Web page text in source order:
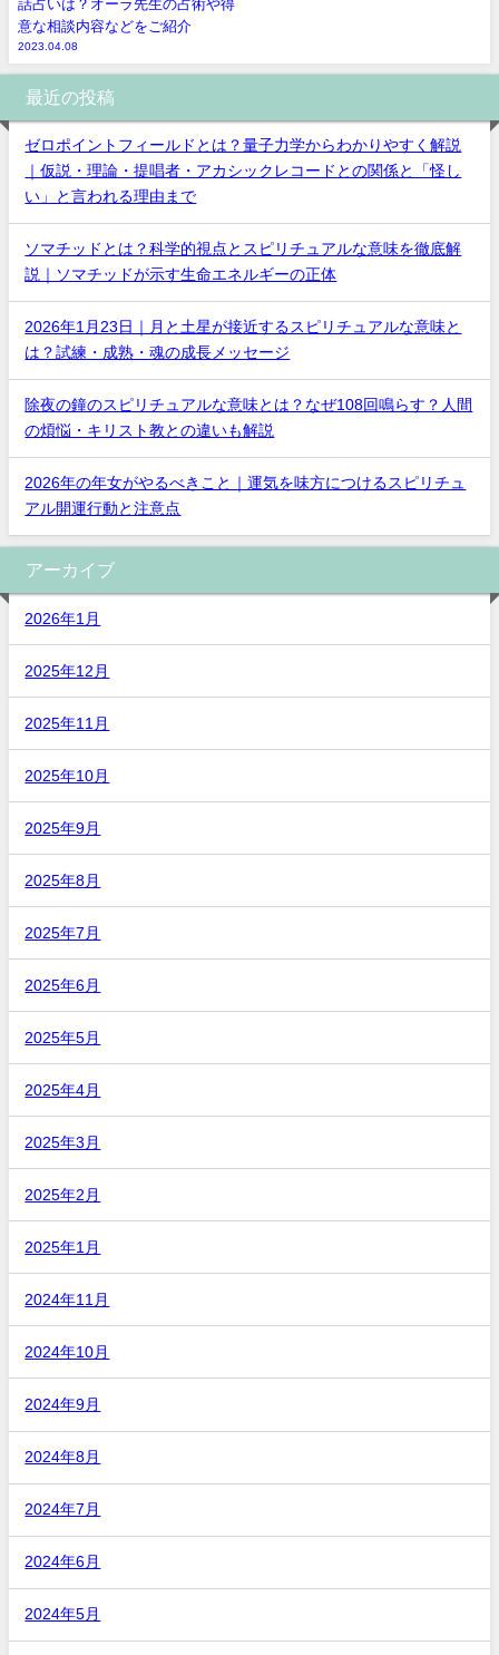
話占いは？オーラ先生の占術や得
意な相談内容などをご紹介
2023.04.08
最近の投稿
ゼロポイントフィールドとは？量子力学からわかりやすく解説
｜仮説・理論・提唱者・アカシックレコードとの関係と「怪し
い」と言われる理由まで
ソマチッドとは？科学的視点とスピリチュアルな意味を徹底解
説｜ソマチッドが示す生命エネルギーの正体
2026年1月23日｜月と土星が接近するスピリチュアルな意味と
は？試練・成熟・魂の成長メッセージ
除夜の鐘のスピリチュアルな意味とは？なぜ108回鳴らす？人間
の煩悩・キリスト教との違いも解説
2026年の年女がやるべきこと｜運気を味方につけるスピリチュ
アル開運行動と注意点
アーカイブ
2026年1月
2025年12月
2025年11月
2025年10月
2025年9月
2025年8月
2025年7月
2025年6月
2025年5月
2025年4月
2025年3月
2025年2月
2025年1月
2024年11月
2024年10月
2024年9月
2024年8月
2024年7月
2024年6月
2024年5月